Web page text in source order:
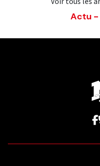
Actu -